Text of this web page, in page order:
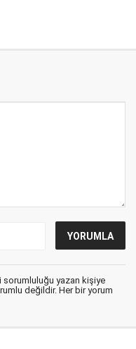
sorumluluğu yazan kişiye
değildir. Her bir yorum